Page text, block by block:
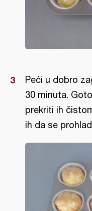
Peći u dobro
30 minuta.
prekriti ih
ih da se